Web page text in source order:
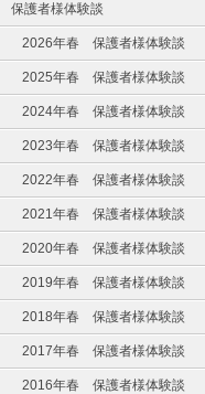
保護者様体験談
2026年春 保護者様体験談
2025年春 保護者様体験談
2024年春 保護者様体験談
2023年春 保護者様体験談
2022年春 保護者様体験談
2021年春 保護者様体験談
2020年春 保護者様体験談
2019年春 保護者様体験談
2018年春 保護者様体験談
2017年春 保護者様体験談
2016年春 保護者様体験談